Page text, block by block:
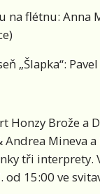
na flétnu: Anna
„Šlapka“:
Honzy Brože a
Mineva
tři
15:00 ve